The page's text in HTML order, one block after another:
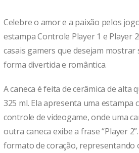
Celebre o amor e a paixão pelos
estampa Controle Player 1 e Player
casais gamers que desejam mostrar
forma divertida e romântica.
A caneca é feita de cerâmica de alta
325 ml. Ela apresenta uma estampa
controle de videogame, onde uma
outra caneca exibe a frase “Player
formato de coração,